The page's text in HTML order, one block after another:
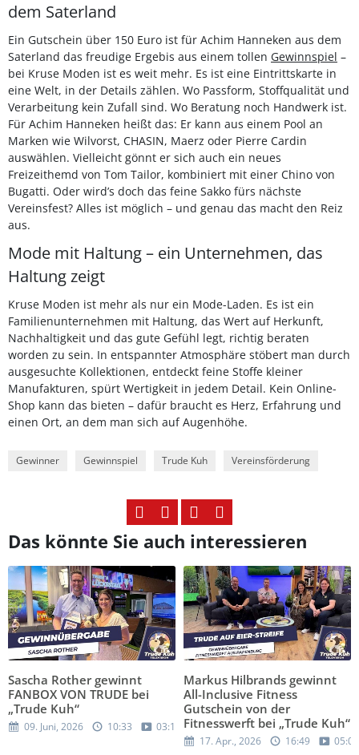
dem Saterland
Ein Gutschein über 150 Euro ist für Achim Hanneken aus dem
Saterland das freudige Ergebis aus einem tollen Gewinnspiel –
bei Kruse Moden ist es weit mehr. Es ist eine Eintrittskarte in
eine Welt, in der Details zählen. Wo Passform, Stoffqualität und
Verarbeitung kein Zufall sind. Wo Beratung noch Handwerk ist.
Für Achim Hanneken heißt das: Er kann aus einem Pool an
Marken wie Wilvorst, CHASIN, Maerz oder Pierre Cardin
auswählen. Vielleicht gönnt er sich auch ein neues
Freizeithemd von Tom Tailor, kombiniert mit einer Chino von
Bugatti. Oder wird’s doch das feine Sakko fürs nächste
Vereinsfest? Alles ist möglich – und genau das macht den Reiz
aus.
Mode mit Haltung – ein Unternehmen, das
Haltung zeigt
Kruse Moden ist mehr als nur ein Mode-Laden. Es ist ein
Familienunternehmen mit Haltung, das Wert auf Herkunft,
Nachhaltigkeit und das gute Gefühl legt, richtig beraten
worden zu sein. In entspannter Atmosphäre stöbert man durch
ausgesuchte Kollektionen, entdeckt feine Stoffe kleiner
Manufakturen, spürt Wertigkeit in jedem Detail. Kein Online-
Shop kann das bieten – dafür braucht es Herz, Erfahrung und
einen Ort, an dem man sich auf Augenhöhe.
Gewinner Gewinnspiel Trude Kuh Vereinsförderung
Das könnte Sie auch interessieren
Sascha Rother gewinnt
FANBOX VON TRUDE bei
„Trude Kuh“
09. Juni, 2026 10:33 03:12
Markus Hilbrands gewinnt
All-Inclusive Fitness
Gutschein von der
Fitnesswerft bei „Trude Kuh“
17. Apr., 2026 16:49 05:02